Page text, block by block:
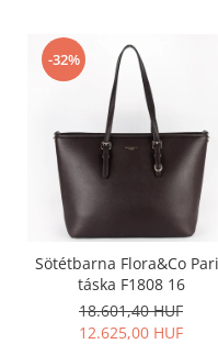
-32%
Sötétbarna Flora&Co
táska F1808 16
18.601,40 HUF
12.625,00 HUF